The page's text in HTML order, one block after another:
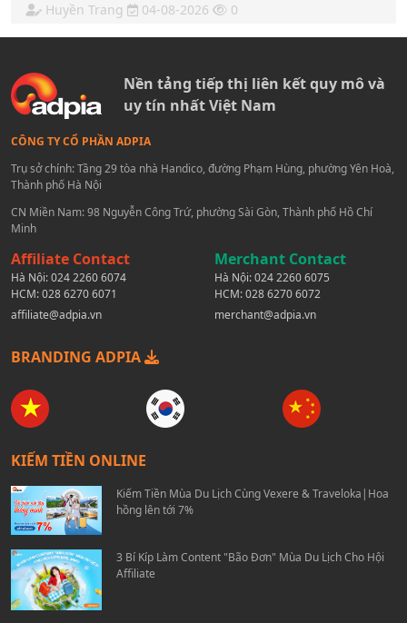
Huyền Trang 04-08-2026 0
Nền tảng tiếp thị liên kết quy mô và
uy tín nhất Việt Nam
CÔNG TY CỔ PHẦN ADPIA
Trụ sở chính: Tầng 29 tòa nhà Handico, đường Phạm Hùng, phường Yên Hoà,
Thành phố Hà Nội
CN Miền Nam: 98 Nguyễn Công Trứ, phường Sài Gòn, Thành phố Hồ Chí
Minh
Affiliate Contact
Hà Nội:024 2260 6074
HCM:028 6270 6071
affiliate@adpia.vn
Merchant Contact
Hà Nội:024 2260 6075
HCM:028 6270 6072
merchant@adpia.vn
BRANDING ADPIA
KIẾM TIỀN ONLINE
Kiếm Tiền Mùa Du Lịch Cùng Vexere & Traveloka|Hoa
hồng lên tới 7%
3 Bí Kíp Làm Content "Bão Đơn" Mùa Du Lịch Cho Hội
Affiliate